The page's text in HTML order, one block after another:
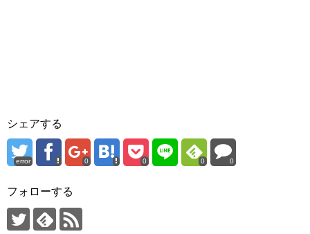
シェアする
error 0 0 0 0
フォローする